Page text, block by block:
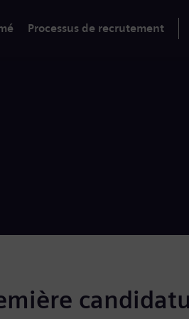
Processus de recrutement